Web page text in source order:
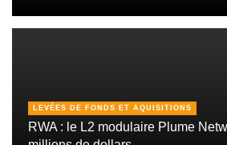
LEVÉES DE FONDS ET AQUISITIONS
RWA : le L2 modulaire Plume